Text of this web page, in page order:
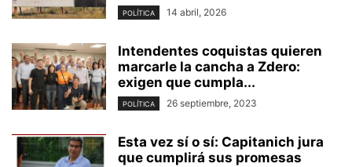
POLÍTICA 14 abril, 2026
Intendentes coquistas quieren
marcarle la cancha a Zdero:
exigen que cumpla...
POLÍTICA 26 septiembre, 2023
Esta vez sí o sí: Capitanich jura
que cumplirá sus promesas